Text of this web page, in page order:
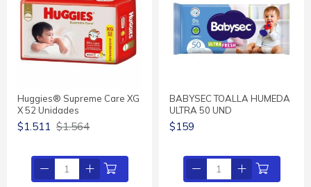
Huggies® Supreme Care XG
X 52 Unidades
$1.511 $1.564
BABYSEC TOALLA HUMEDA
ULTRA 50 UND
$159